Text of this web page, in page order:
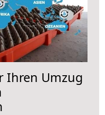
Ihren Umzug